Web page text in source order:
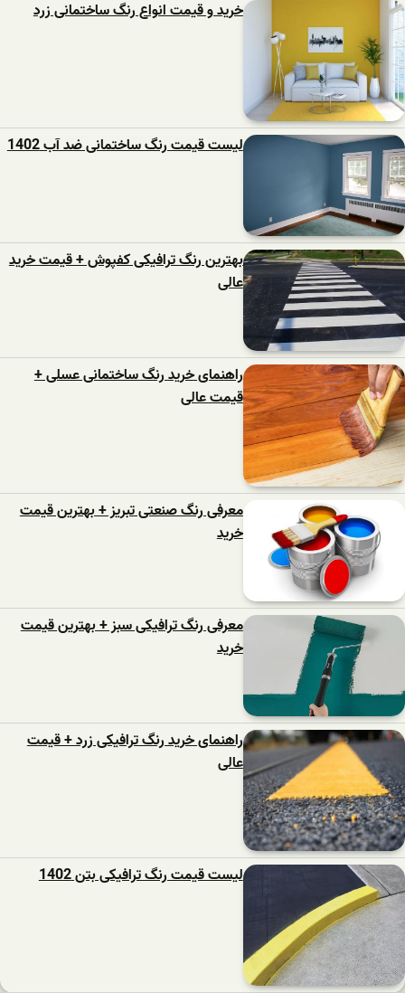
خرید و قیمت انواع رنگ ساختمانی زرد
لیست قیمت رنگ ساختمانی ضد آب 1402
بهترین رنگ ترافیکی کفپوش + قیمت خرید
عالی
راهنمای خرید رنگ ساختمانی عسلی +
قیمت عالی
معرفی رنگ صنعتی تبریز + بهترین قیمت
خرید
معرفی رنگ ترافیکی سبز + بهترین قیمت
خرید
راهنمای خرید رنگ ترافیکی زرد + قیمت
عالی
لیست قیمت رنگ ترافیکی بتن 1402